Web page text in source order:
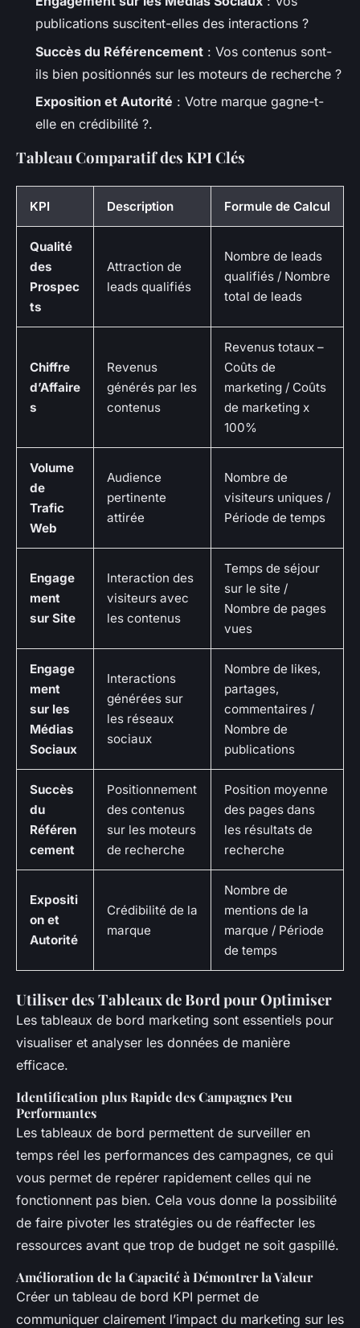
publications suscitent-elles des interactions ?
Succès du Référencement : Vos contenus sont-
ils bien positionnés sur les moteurs de recherche ?
Exposition et Autorité : Votre marque gagne-t-
elle en crédibilité ?.
Tableau Comparatif des KPI Clés
KPI Description Formule de Calcul
Qualité
des
Prospec
ts
Attraction de
leads qualifiés
Nombre de leads
qualifiés / Nombre
total de leads
Chiffre
d’Affaire
s
Revenus
générés par les
contenus
Revenus totaux –
Coûts de
marketing / Coûts
de marketing x
100%
Volume
de
Trafic
Web
Audience
pertinente
attirée
Nombre de
visiteurs uniques /
Période de temps
Engage
ment
sur Site
Interaction des
visiteurs avec
les contenus
Temps de séjour
sur le site /
Nombre de pages
vues
Engage
ment
sur les
Médias
Sociaux
Interactions
générées sur
les réseaux
sociaux
Nombre de likes,
partages,
commentaires /
Nombre de
publications
Succès
du
Référen
cement
Positionnement
des contenus
sur les moteurs
de recherche
Position moyenne
des pages dans
les résultats de
recherche
Expositi
on et
Autorité
Crédibilité de la
marque
Nombre de
mentions de la
marque / Période
de temps
Utiliser des Tableaux de Bord pour Optimiser
Les tableaux de bord marketing sont essentiels pour
visualiser et analyser les données de manière
efficace.
Identification plus Rapide des Campagnes Peu
Performantes
Les tableaux de bord permettent de surveiller en
temps réel les performances des campagnes, ce qui
vous permet de repérer rapidement celles qui ne
fonctionnent pas bien. Cela vous donne la possibilité
de faire pivoter les stratégies ou de réaffecter les
ressources avant que trop de budget ne soit gaspillé.
Amélioration de la Capacité à Démontrer la Valeur
Créer un tableau de bord KPI permet de
communiquer clairement l’impact du marketing sur les